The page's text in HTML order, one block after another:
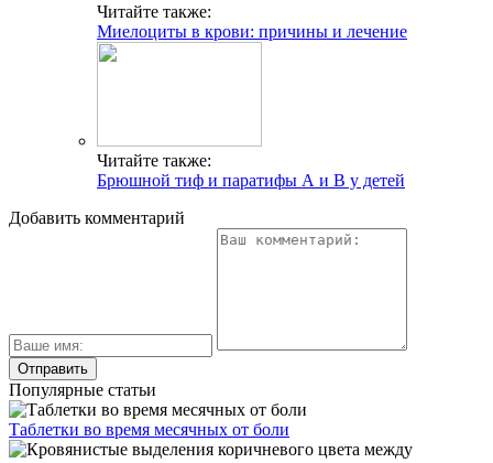
Читайте также:
Миелоциты в крови: причины и лечение
Читайте также:
Брюшной тиф и паратифы А и В у детей
Добавить комментарий
Популярные статьи
Таблетки во время месячных от боли